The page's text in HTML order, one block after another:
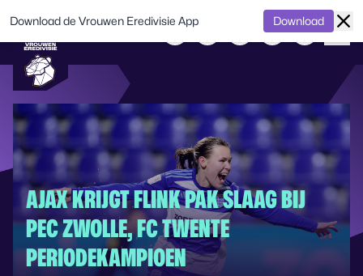
AJAX KRIJGT FLINK PAK SLAAG BIJ
PEC ZWOLLE, FC TWENTE
PERIODEKAMPIOEN
Download de Vrouwen Eredivisie App Download